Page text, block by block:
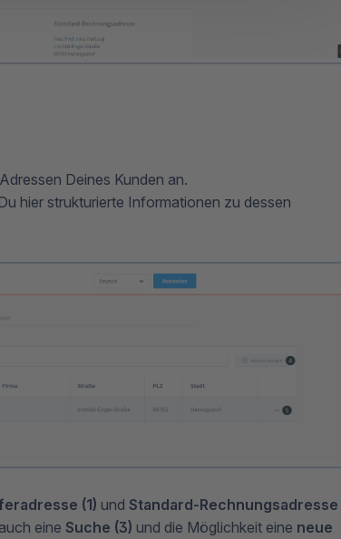
Deines Kunden an.
hier strukturierte Informationen zu dessen
(1) und Standard-Rechnungsadresse
eine Suche (3) und die Möglichkeit eine neue